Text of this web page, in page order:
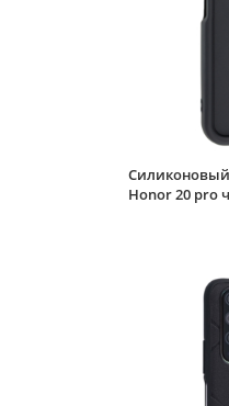
Силиконовый
Honor 20 pro